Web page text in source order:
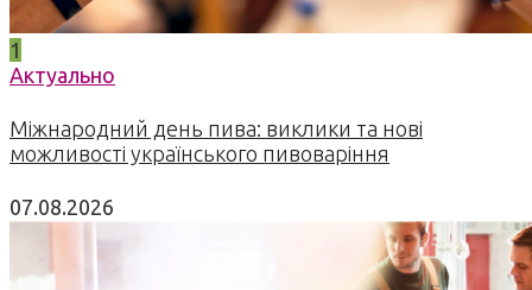
1
Актуально
Міжнародний день пива: виклики та нові
можливості українського пивоваріння
07.08.2026